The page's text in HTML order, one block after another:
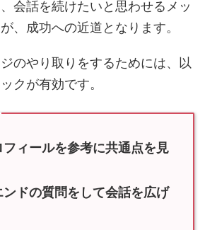
会話を続けたいと思わせるメッ
、成功への近道となります。
のやり取りをするためには、以
クが有効です。
ィールを参考に共通点を見
ンドの質問をして会話を広げ